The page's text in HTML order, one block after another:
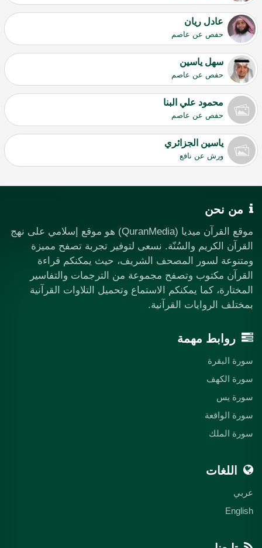
عادل ريان
حفص عن عاصم
سهل ياسين
حفص عن عاصم
محمود علي البنا
حفص عن عاصم
ياسين الجزائري
ورش عن نافع
من نحن
موقع القرآن ميديا (QuranMedia) هو موقع إسلامي على نهج
القرآن الكريم والسُنّة. نسعى لتوفير تجربة تصفح مميزة
ومتنوعة لسور المصحف الشريف، حيث يمكنكم قراءة
القرآن مكتوب وتصفح مجموعة من الترجمات والتفاسير
المختارة، كما يمكنكم الاستماع وتحميل التلاوات القرآنية
بمختلف الروايات القرآنية.
روابط مهمة
سورة البقرة
سورة الكهف
سورة يس
سورة الواقعة
سورة الملك
اللغات
عربي
English